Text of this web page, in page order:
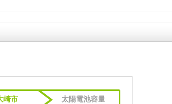
崎市 太陽電池容量